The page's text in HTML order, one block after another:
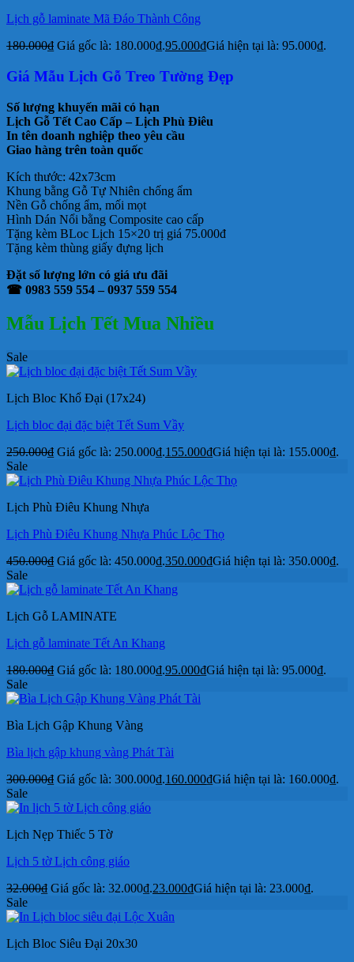
Lịch gỗ laminate Mã Đáo Thành Công
180.000₫ Giá gốc là: 180.000₫.95.000₫Giá hiện tại là: 95.000₫.
Giá Mẫu Lịch Gỗ Treo Tường Đẹp
Số lượng khuyến mãi có hạn
Lịch Gỗ Tết Cao Cấp – Lịch Phù Điêu
In tên doanh nghiệp theo yêu cầu
Giao hàng trên toàn quốc
Kích thước: 42x73cm
Khung bằng Gỗ Tự Nhiên chống ẩm
Nền Gỗ chống ẩm, mối mọt
Hình Dán Nổi bằng Composite cao cấp
Tặng kèm BLoc Lịch 15×20 trị giá 75.000đ
Tặng kèm thùng giấy đựng lịch
Đặt số lượng lớn có giá ưu đãi
☎ 0983 559 554 – 0937 559 554
Mẫu Lịch Tết Mua Nhiều
Sale
Lịch Bloc Khổ Đại (17x24)
Lịch bloc đại đặc biệt Tết Sum Vầy
250.000₫ Giá gốc là: 250.000₫.155.000₫Giá hiện tại là: 155.000₫.
Sale
Lịch Phù Điêu Khung Nhựa
Lịch Phù Điêu Khung Nhựa Phúc Lộc Thọ
450.000₫ Giá gốc là: 450.000₫.350.000₫Giá hiện tại là: 350.000₫.
Sale
Lịch Gỗ LAMINATE
Lịch gỗ laminate Tết An Khang
180.000₫ Giá gốc là: 180.000₫.95.000₫Giá hiện tại là: 95.000₫.
Sale
Bìa Lịch Gập Khung Vàng
Bìa lịch gập khung vàng Phát Tài
300.000₫ Giá gốc là: 300.000₫.160.000₫Giá hiện tại là: 160.000₫.
Sale
Lịch Nẹp Thiếc 5 Tờ
Lịch 5 tờ Lịch công giáo
32.000₫ Giá gốc là: 32.000₫.23.000₫Giá hiện tại là: 23.000₫.
Sale
Lịch Bloc Siêu Đại 20x30